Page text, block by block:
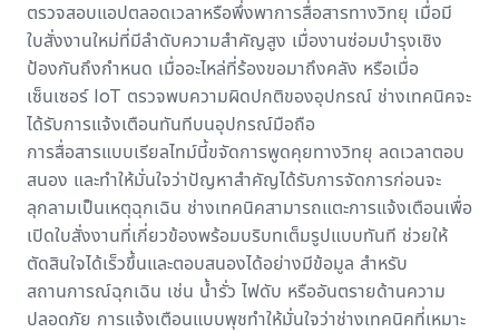
ตรวจสอบแอปตลอดเวลาหรือพึ่งพาการสื่อสารทางวิทยุ เมื่อมี
ใบสั่งงานใหม่ที่มีลำดับความสำคัญสูง เมื่องานซ่อมบำรุงเชิง
ป้องกันถึงกำหนด เมื่ออะไหล่ที่ร้องขอมาถึงคลัง หรือเมื่อ
เซ็นเซอร์ IoT ตรวจพบความผิดปกติของอุปกรณ์ ช่างเทคนิคจะ
ได้รับการแจ้งเตือนทันทีบนอุปกรณ์มือถือ
การสื่อสารแบบเรียลไทม์นี้ขจัดการพูดคุยทางวิทยุ ลดเวลาตอบ
สนอง และทำให้มั่นใจว่าปัญหาสำคัญได้รับการจัดการก่อนจะ
ลุกลามเป็นเหตุฉุกเฉิน ช่างเทคนิคสามารถแตะการแจ้งเตือนเพื่อ
เปิดใบสั่งงานที่เกี่ยวข้องพร้อมบริบทเต็มรูปแบบทันที ช่วยให้
ตัดสินใจได้เร็วขึ้นและตอบสนองได้อย่างมีข้อมูล สำหรับ
สถานการณ์ฉุกเฉิน เช่น น้ำรั่ว ไฟดับ หรืออันตรายด้านความ
ปลอดภัย การแจ้งเตือนแบบพุชทำให้มั่นใจว่าช่างเทคนิคที่เหมาะ